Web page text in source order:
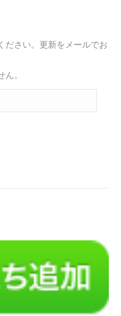
ださい。更新をメールでお
。